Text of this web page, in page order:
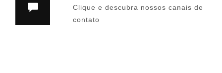
Clique e descubra nossos canais de
contato